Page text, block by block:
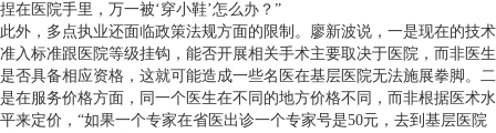
捏在医院手里，万一被‘穿小鞋’怎么办？”
此外，多点执业还面临政策法规方面的限制。廖新波说，一是现在的技术
准入标准跟医院等级挂钩，能否开展相关手术主要取决于医院，而非医生
是否具备相应资格，这就可能造成一些名医在基层医院无法施展拳脚。二
是在服务价格方面，同一个医生在不同的地方价格不同，而非根据医术水
平来定价，“如果一个专家在省医出诊一个专家号是50元，去到基层医院